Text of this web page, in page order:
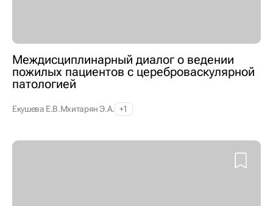
Междисциплинарный диалог о ведении
пожилых пациентов с цереброваскулярной
патологией
Екушева Е.В.Мхитарян Э.А. +1